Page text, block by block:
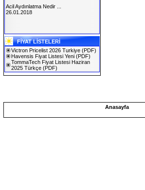
SOLAREX ISTANBUL 2019
30.01.2019
Acil Aydınlatma Nedir ...
26.01.2018
FİYAT LİSTELERİ
Victron Pricelist 2026 Turkiye (PDF)
Havensis Fiyat Listesi Yeni (PDF)
TommaTech Fiyat Listesi Haziran
2025 Türkçe (PDF)
Anasayfa